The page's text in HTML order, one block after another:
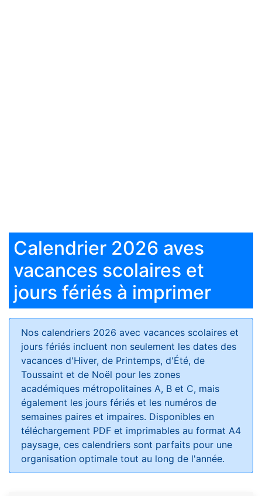
Calendrier 2026 aves
vacances scolaires et
jours fériés à imprimer
Nos calendriers 2026 avec vacances scolaires et
jours fériés incluent non seulement les dates des
vacances d'Hiver, de Printemps, d'Été, de
Toussaint et de Noël pour les zones
académiques métropolitaines A, B et C, mais
également les jours fériés et les numéros de
semaines paires et impaires. Disponibles en
téléchargement PDF et imprimables au format A4
paysage, ces calendriers sont parfaits pour une
organisation optimale tout au long de l'année.